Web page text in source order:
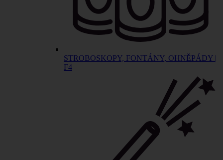
STROBOSKOPY, FONTÁNY, OHNĚPÁDY |
F4